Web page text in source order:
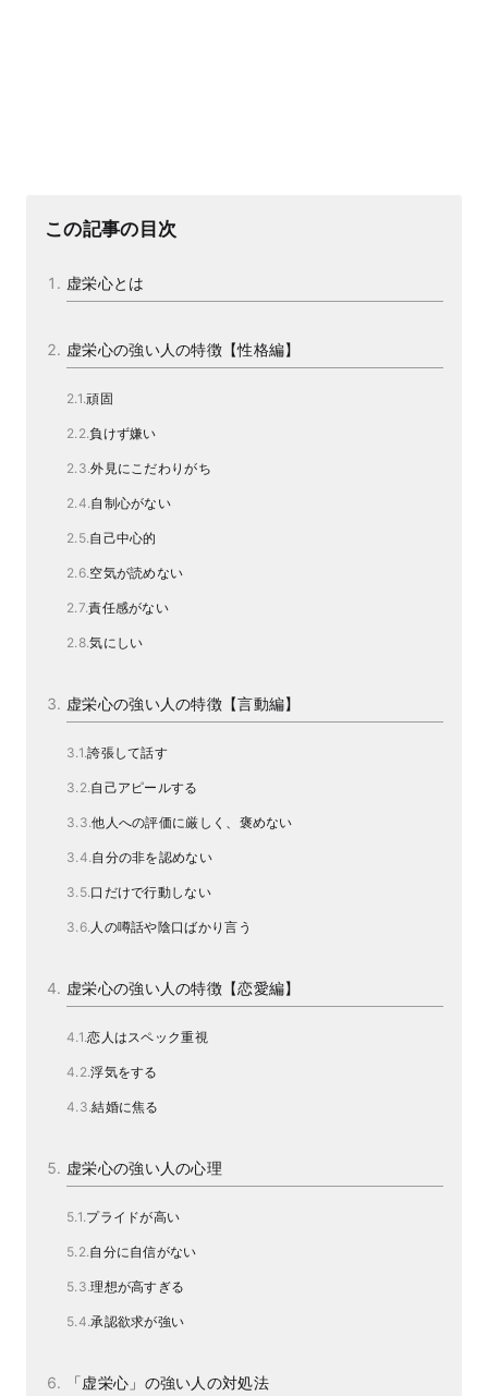
この記事の目次
虚栄心とは
虚栄心の強い人の特徴【性格編】
頑固
負けず嫌い
外見にこだわりがち
自制心がない
自己中心的
空気が読めない
責任感がない
気にしい
虚栄心の強い人の特徴【言動編】
誇張して話す
自己アピールする
他人への評価に厳しく、褒めない
自分の非を認めない
口だけで行動しない
人の噂話や陰口ばかり言う
虚栄心の強い人の特徴【恋愛編】
恋人はスペック重視
浮気をする
結婚に焦る
虚栄心の強い人の心理
プライドが高い
自分に自信がない
理想が高すぎる
承認欲求が強い
「虚栄心」の強い人の対処法